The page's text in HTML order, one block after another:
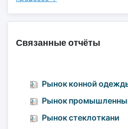
Связанные отчёты
Рынок конной
Рынок
Рынок стеклоткани